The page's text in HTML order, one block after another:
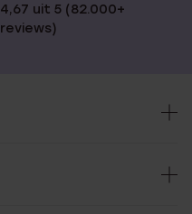
4,67 uit 5 (82.000+
reviews)